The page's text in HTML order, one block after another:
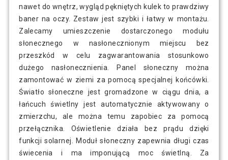
nawet do wnętrz, wygląd pękniętych kulek to prawdziwy
baner na oczy. Zestaw jest szybki i łatwy w montażu.
Zalecamy umieszczenie dostarczonego modułu
słonecznego w nasłonecznionym miejscu bez
przeszkód w celu zagwarantowania stosunkowo
dużego nasłonecznienia. Panel słoneczny można
zamontować w ziemi za pomocą specjalnej końcówki.
Światło słoneczne jest gromadzone w ciągu dnia, a
łańcuch świetlny jest automatycznie aktywowany o
zmierzchu, ale można temu zapobiec za pomocą
przełącznika. Oświetlenie działa bez prądu dzięki
funkcji solarnej. Moduł słoneczny zapewnia długi czas
świecenia i ma imponującą moc świetlną. Za